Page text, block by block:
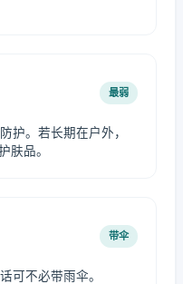
最弱
护。若长期在户外，
肤品。
带伞
可不必带雨伞。